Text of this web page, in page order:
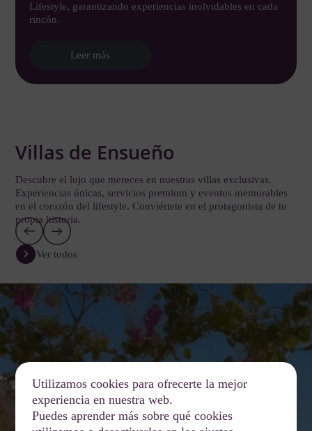
Lifestyle, garantizando experiencias inolvidables en cada
rincón.
Leer más
Villas de Ensueño
Descubre el lujo que mereces en nuestras villas exclusivas.
Experiencias únicas, servicios premium y eventos memorables
en el corazón del lifestyle. Conviértete en el protagonista de tu
propia historia.
Ver todos
Utilizamos cookies para ofrecerte la mejor
experiencia en nuestra web.
Puedes aprender más sobre qué cookies